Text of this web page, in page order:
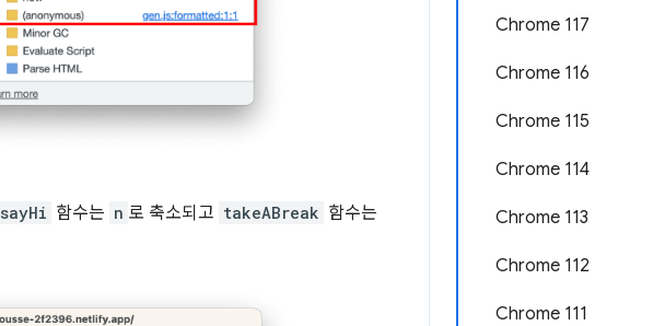
Chrome 117
Chrome 116
Chrome 115
Chrome 114
Chrome 113
Chrome 112
Chrome 111
sayHi 함수는 n 로 축소되고 takeABreak 함수는